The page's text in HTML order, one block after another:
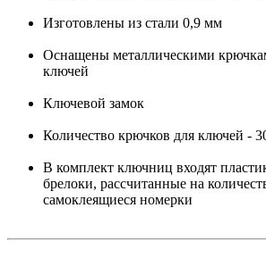
Изготовлены из стали 0,9 мм
Оснащены металлическими
ключей
Ключевой замок
Количество крючков для ключей -
В комплект ключниц входят
брелоки, рассчитанные на
самоклеящиеся номерки